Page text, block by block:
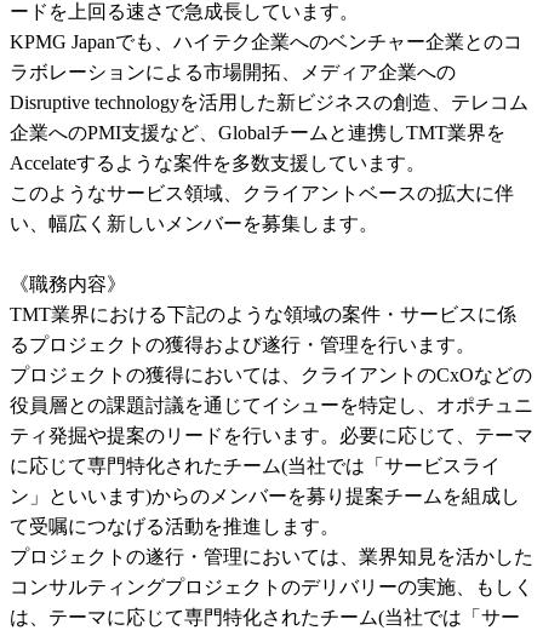
ードを上回る速さで急成長しています。
KPMG Japanでも、ハイテク企業へのベンチャー企業とのコ
ラボレーションによる市場開拓、メディア企業への
Disruptive technologyを活用した新ビジネスの創造、テレコム
企業へのPMI支援など、Globalチームと連携しTMT業界を
Accelateするような案件を多数支援しています。
このようなサービス領域、クライアントベースの拡大に伴
い、幅広く新しいメンバーを募集します。
《職務内容》
TMT業界における下記のような領域の案件・サービスに係
るプロジェクトの獲得および遂行・管理を行います。
プロジェクトの獲得においては、クライアントのCxOなどの
役員層との課題討議を通じてイシューを特定し、オポチュニ
ティ発掘や提案のリードを行います。必要に応じて、テーマ
に応じて専門特化されたチーム(当社では「サービスライ
ン」といいます)からのメンバーを募り提案チームを組成し
て受嘱につなげる活動を推進します。
プロジェクトの遂行・管理においては、業界知見を活かした
コンサルティングプロジェクトのデリバリーの実施、もしく
は、テーマに応じて専門特化されたチーム(当社では「サー